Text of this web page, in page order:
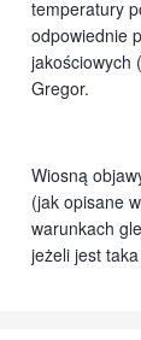
temperatury
odpowiednie
jakościowych
Gregor.
Wiosną
(jak opisane
warunkach
jeżeli jest